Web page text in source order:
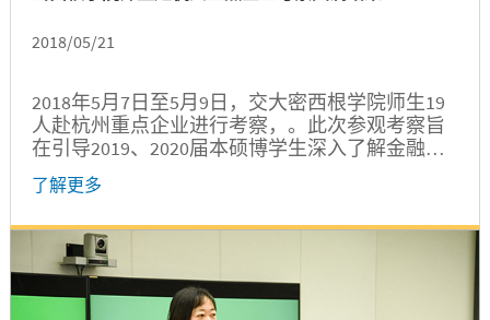
2018/05/21
2018年5月7日至5月9日，交大密西根学院师生19
人赴杭州重点企业进行考察，。此次参观考察旨
在引导2019、2020届本硕博学生深入了解金融
IT、工业大数据、互联网等高新技术产业发展，
进一步拓展校企合作关系，并通过与杭州校友交
了解更多